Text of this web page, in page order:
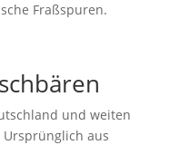
Fraßspuren.
und weiten
aus